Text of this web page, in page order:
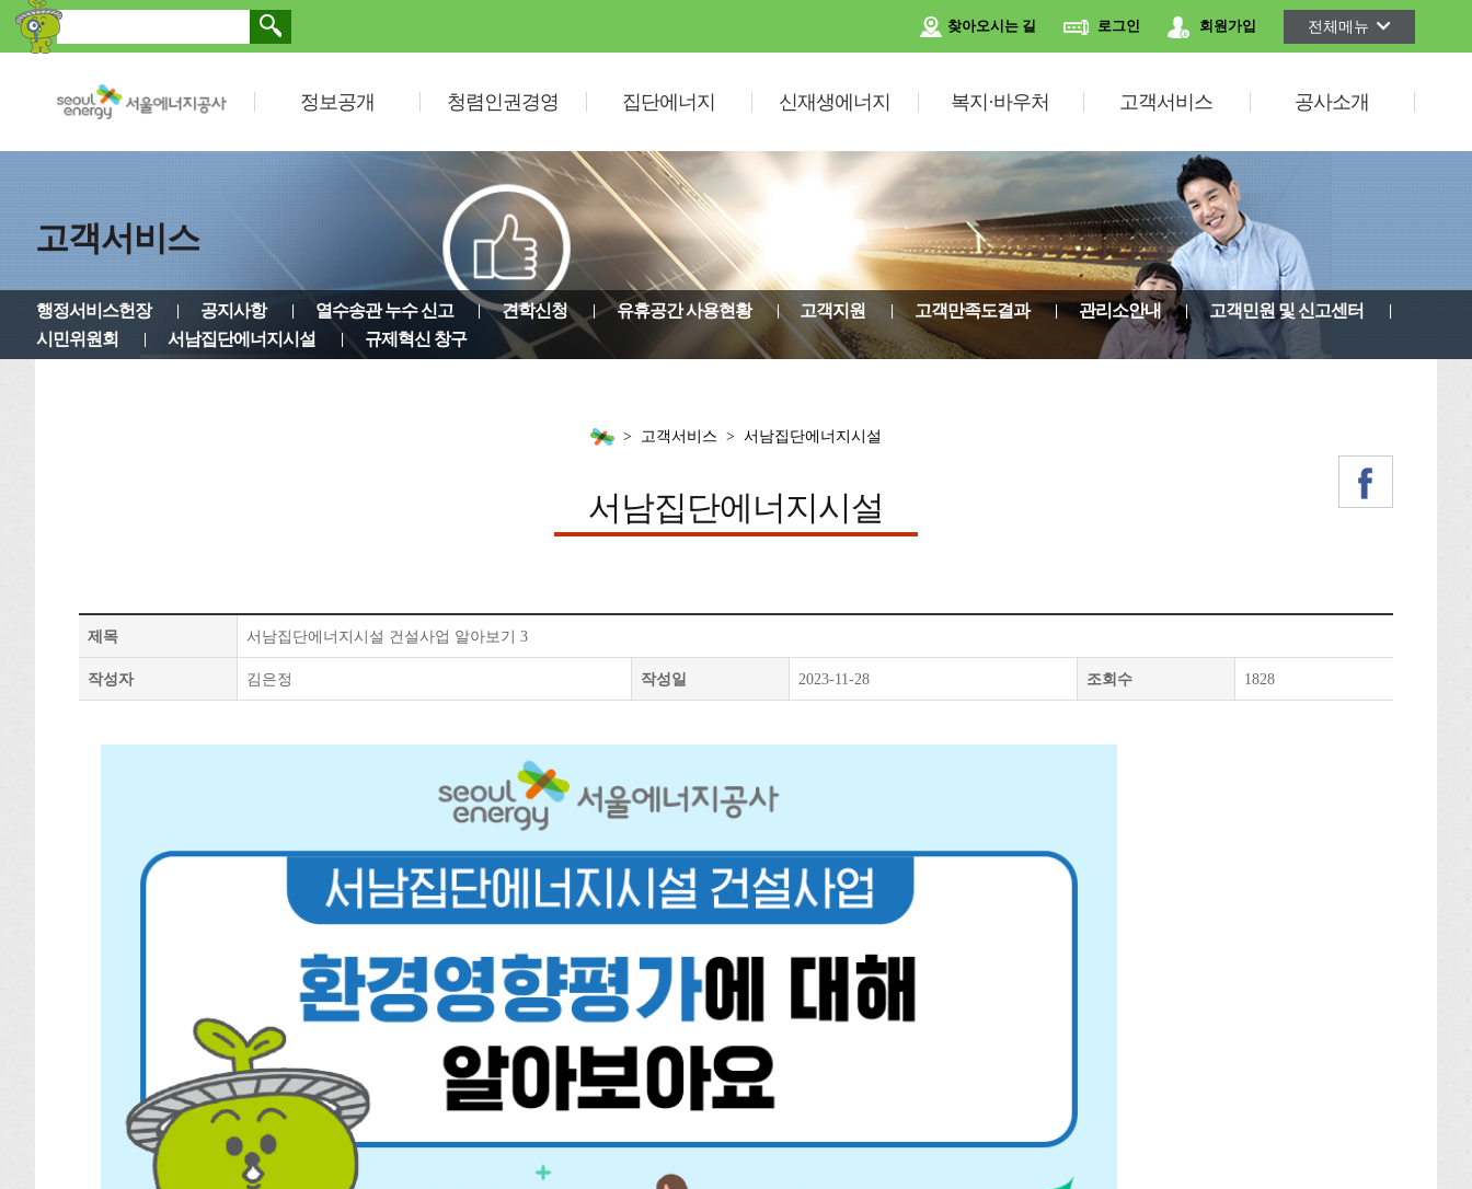
찾아오시는 길 로그인 회원가입 전체메뉴
정보공개 청렴인권경영 집단에너지 신재생에너지 복지·바우처 고객서비스 공사소개
고객서비스
행정서비스헌장 공지사항 열수송관 누수 신고 견학신청 유휴공간 사용현황 고객지원 고객만족도결과 관리소안내
고객민원 및 신고센터
시민위원회
서남집단에너지시설 규제혁신 창구
고객서비스 서남집단에너지시설
서남집단에너지시설
제목 서남집단에너지시설 건설사업 알아보기 3
작성자 김은정 작성일 2023-11-28 조회수 1828